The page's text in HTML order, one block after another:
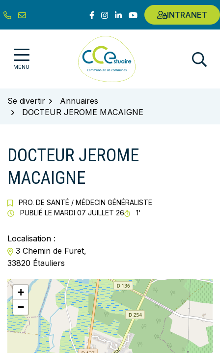
au
contenu
Lien vers le compte Facebook
Lien vers le compte Instagram
Lien vers le compte Linkedin
Lien vers la chaîne Youtube
INTRANET
MENU Communauté de communes de
Se divertir
Annuaires
DOCTEUR JEROME MACAIGNE
DOCTEUR JEROME
MACAIGNE
PRO. DE SANTÉ / MÉDECIN GÉNÉRALISTE
PUBLIÉ LE MARDI 07 JUILLET 26 TEMPS DE LECTURE
1'
Localisation :
3 Chemin de Furet,
33820 Étauliers
+
−